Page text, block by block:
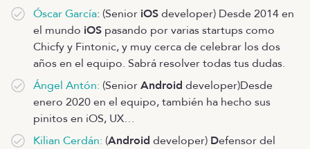
Óscar García: (Senior iOSdeveloper) Desde 2014 en
el mundo iOS pasando por varias startups como
Chicfy y Fintonic, y muy cerca de celebrar los dos
años en el equipo. Sabrá resolver todas tus dudas.
Ángel Antón: (SeniorAndroid developer)Desde
enero 2020 en el equipo, también ha hecho sus
pinitos en iOS, UX…
Kilian Cerdán: (Android developer) Defensor del